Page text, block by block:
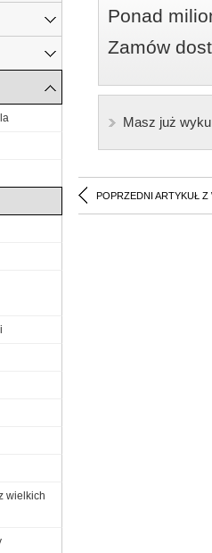
Ponad
Zamów
Masz już
POPRZEDNI ARTYKUŁ Z
wielkich